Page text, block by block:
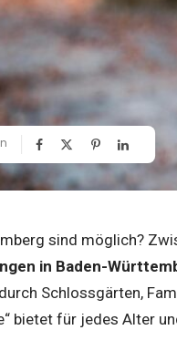
sind möglich?
in Baden-
Schlossgärten,
bietet für jedes Alter